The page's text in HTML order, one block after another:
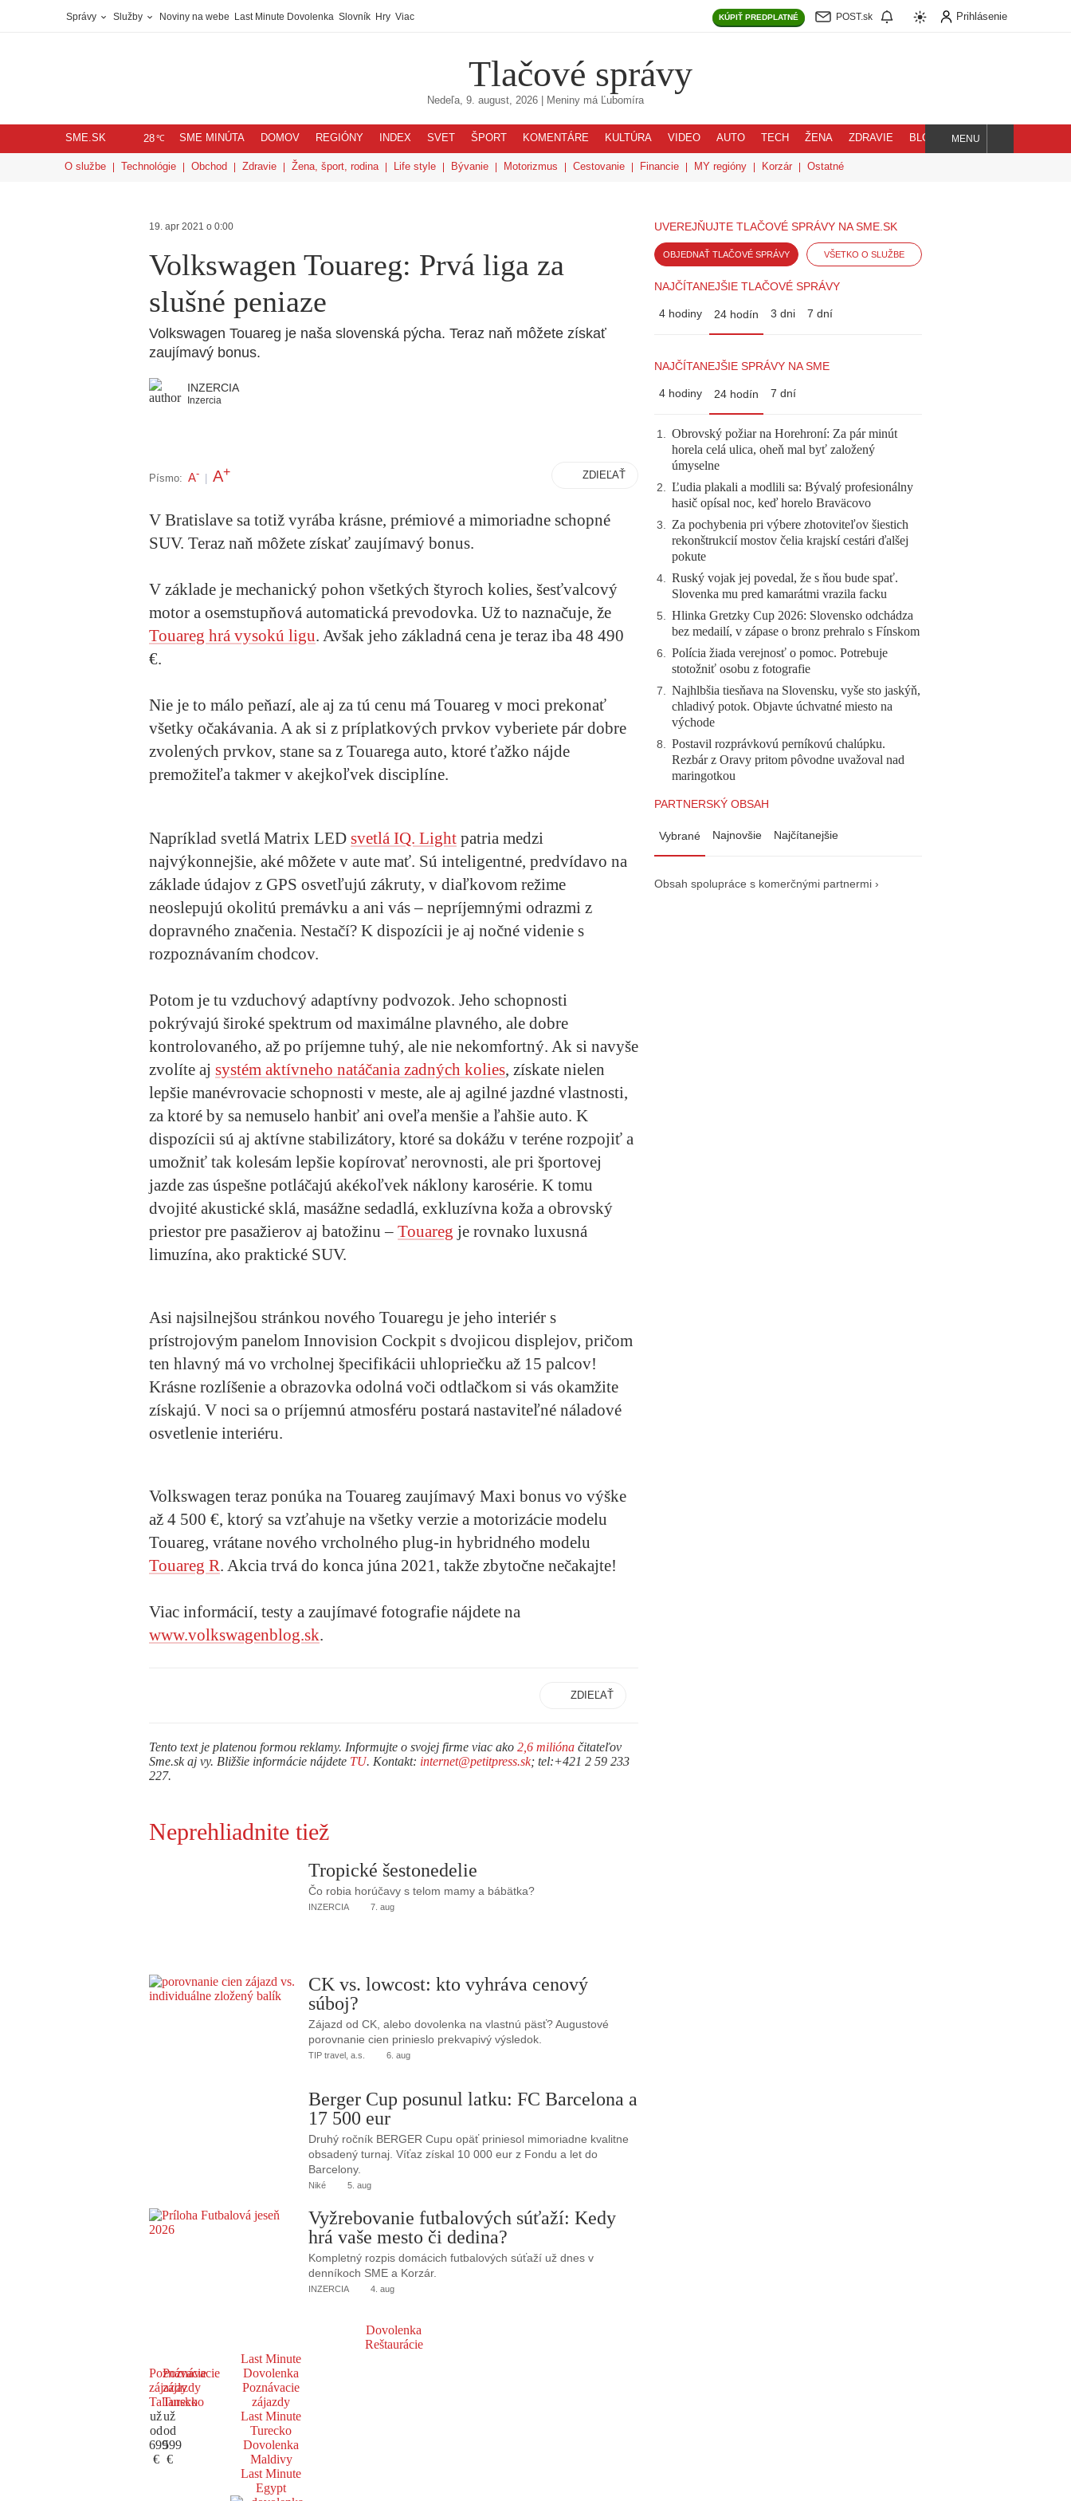
Správy Služby Noviny na webe Last Minute Dovolenka Slovník Hry Viac KÚPIŤ PREDPLATNÉ POST.sk Prihlásenie
Tlačové správy
Nedeľa, 9. august, 2026 | Meniny má Ľubomíra
SME.SK 28℃ SME MINÚTA DOMOV REGIÓNY INDEX SVET ŠPORT KOMENTÁRE KULTÚRA VIDEO AUTO TECH ŽENA ZDRAVIE BLOG
Hľadaj
MENU
O službe Technológie Obchod Zdravie Žena, šport, rodina Life style Bývanie Motorizmus Cestovanie Financie MY regióny Korzár Ostatné
19. apr 2021 o 0:00
Volkswagen Touareg: Prvá liga za
slušné peniaze
Volkswagen Touareg je naša slovenská pýcha. Teraz naň môžete získať
zaujímavý bonus.
INZERCIA
Inzercia
Písmo: A- A+ ZDIEĽAŤ
V Bratislave sa totiž vyrába krásne, prémiové a mimoriadne schopné
SUV. Teraz naň môžete získať zaujímavý bonus.
V základe je mechanický pohon všetkých štyroch kolies, šesťvalcový
motor a osemstupňová automatická prevodovka. Už to naznačuje, že
Touareg hrá vysokú ligu. Avšak jeho základná cena je teraz iba 48 490
€.
Nie je to málo peňazí, ale aj za tú cenu má Touareg v moci prekonať
všetky očakávania. A ak si z príplatkových prvkov vyberiete pár dobre
zvolených prvkov, stane sa z Touarega auto, ktoré ťažko nájde
premožiteľa takmer v akejkoľvek disciplíne.
Napríklad svetlá Matrix LED svetlá IQ. Light patria medzi
najvýkonnejšie, aké môžete v aute mať. Sú inteligentné, predvídavo na
základe údajov z GPS osvetľujú zákruty, v diaľkovom režime
neoslepujú okolitú premávku a ani vás – nepríjemnými odrazmi z
dopravného značenia. Nestačí? K dispozícii je aj nočné videnie s
rozpoznávaním chodcov.
Potom je tu vzduchový adaptívny podvozok. Jeho schopnosti
pokrývajú široké spektrum od maximálne plavného, ale dobre
kontrolovaného, až po príjemne tuhý, ale nie nekomfortný. Ak si navyše
zvolíte aj systém aktívneho natáčania zadných kolies, získate nielen
lepšie manévrovacie schopnosti v meste, ale aj agilné jazdné vlastnosti,
za ktoré by sa nemuselo hanbiť ani oveľa menšie a ľahšie auto. K
dispozícii sú aj aktívne stabilizátory, ktoré sa dokážu v teréne rozpojiť a
umožniť tak kolesám lepšie kopírovať nerovnosti, ale pri športovej
jazde zas úspešne potláčajú akékoľvek náklony karosérie. K tomu
dvojité akustické sklá, masážne sedadlá, exkluzívna koža a obrovský
priestor pre pasažierov aj batožinu – Touareg je rovnako luxusná
limuzína, ako praktické SUV.
Asi najsilnejšou stránkou nového Touaregu je jeho interiér s
prístrojovým panelom Innovision Cockpit s dvojicou displejov, pričom
ten hlavný má vo vrcholnej špecifikácii uhlopriečku až 15 palcov!
Krásne rozlíšenie a obrazovka odolná voči odtlačkom si vás okamžite
získajú. V noci sa o príjemnú atmosféru postará nastaviteľné náladové
osvetlenie interiéru.
Volkswagen teraz ponúka na Touareg zaujímavý Maxi bonus vo výške
až 4 500 €, ktorý sa vzťahuje na všetky verzie a motorizácie modelu
Touareg, vrátane nového vrcholného plug-in hybridného modelu
Touareg R. Akcia trvá do konca júna 2021, takže zbytočne nečakajte!
Viac informácií, testy a zaujímavé fotografie nájdete na
www.volkswagenblog.sk.
ZDIEĽAŤ
Tento text je platenou formou reklamy. Informujte o svojej firme viac ako 2,6 milióna čitateľov
Sme.sk aj vy. Bližšie informácie nájdete TU. Kontakt: internet@petitpress.sk; tel:+421 2 59 233
227.
UVEREJŇUJTE TLAČOVÉ SPRÁVY NA SME.SK
OBJEDNAŤ TLAČOVÉ SPRÁVY VŠETKO O SLUŽBE
NAJČÍTANEJŠIE TLAČOVÉ SPRÁVY
4 hodiny 24 hodín 3 dni 7 dní
NAJČÍTANEJŠIE SPRÁVY NA SME
4 hodiny 24 hodín 7 dní
1. Obrovský požiar na Horehroní: Za pár minút
horela celá ulica, oheň mal byť založený
úmyselne
2. Ľudia plakali a modlili sa: Bývalý profesionálny
hasič opísal noc, keď horelo Braväcovo
3. Za pochybenia pri výbere zhotoviteľov šiestich
rekonštrukcií mostov čelia krajskí cestári ďalšej
pokute
4. Ruský vojak jej povedal, že s ňou bude spať.
Slovenka mu pred kamarátmi vrazila facku
5. Hlinka Gretzky Cup 2026: Slovensko odchádza
bez medailí, v zápase o bronz prehralo s Fínskom
6. Polícia žiada verejnosť o pomoc. Potrebuje
stotožniť osobu z fotografie
7. Najhlbšia tiesňava na Slovensku, vyše sto jaskýň,
chladivý potok. Objavte úchvatné miesto na
východe
8. Postavil rozprávkovú perníkovú chalúpku.
Rezbár z Oravy pritom pôvodne uvažoval nad
maringotkou
PARTNERSKÝ OBSAH
Vybrané Najnovšie Najčítanejšie
Obsah spolupráce s komerčnými partnermi ›
Neprehliadnite tiež
Tropické šestonedelie
Čo robia horúčavy s telom mamy a bábätka?
INZERCIA 7. aug
CK vs. lowcost: kto vyhráva cenový
súboj?
Zájazd od CK, alebo dovolenka na vlastnú päsť? Augustové
porovnanie cien prinieslo prekvapivý výsledok.
TIP travel, a.s. 6. aug
Berger Cup posunul latku: FC Barcelona a
17 500 eur
Druhý ročník BERGER Cupu opäť priniesol mimoriadne kvalitne
obsadený turnaj. Víťaz získal 10 000 eur z Fondu a let do
Barcelony.
Niké 5. aug
Vyžrebovanie futbalových súťaží: Kedy
hrá vaše mesto či dedina?
Kompletný rozpis domácich futbalových súťaží už dnes v
denníkoch SME a Korzár.
INZERCIA 4. aug
Dovolenka
Reštaurácie
Poznávacie
zájazdy
Taliansko
už
od
699
€
Poznávacie
zájazdy
Turecko
už
od
599
€
Last Minute
Dovolenka
Poznávacie
zájazdy
Last Minute
Turecko
Dovolenka
Maldivy
Last Minute
Egypt